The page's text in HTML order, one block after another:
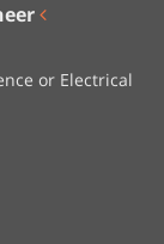
or Electrical